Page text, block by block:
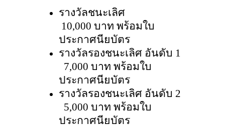
รางวัลชนะเลิศ
10,000 บาท พร้อมใบ
ประกาศนียบัตร
รางวัลรองชนะเลิศ อันดับ 1
7,000 บาท พร้อมใบ
ประกาศนียบัตร
รางวัลรองชนะเลิศ อันดับ 2
5,000 บาท พร้อมใบ
ประกาศนียบัตร